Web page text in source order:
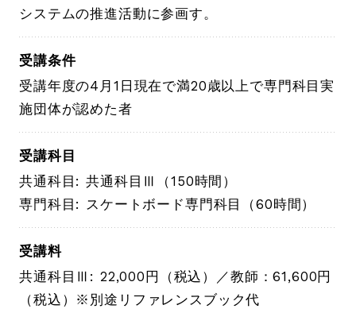
システムの推進活動に参画す。
受講条件
受講年度の4月1日現在で満20歳以上で専門科目実
施団体が認めた者
受講科目
共通科目: 共通科目Ⅲ（150時間）
専門科目: スケートボード専門科目（60時間）
受講料
共通科目Ⅲ: 22,000円（税込）／教師：61,600円
（税込）※別途リファレンスブック代